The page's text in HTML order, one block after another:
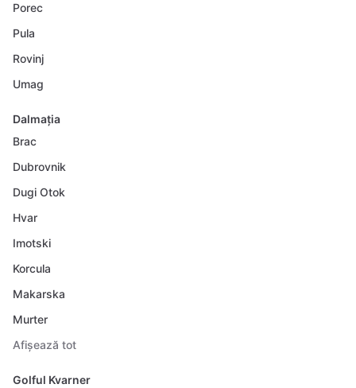
Porec
Pula
Rovinj
Umag
Dalmația
Brac
Dubrovnik
Dugi Otok
Hvar
Imotski
Korcula
Makarska
Murter
Afișează tot
Golful Kvarner